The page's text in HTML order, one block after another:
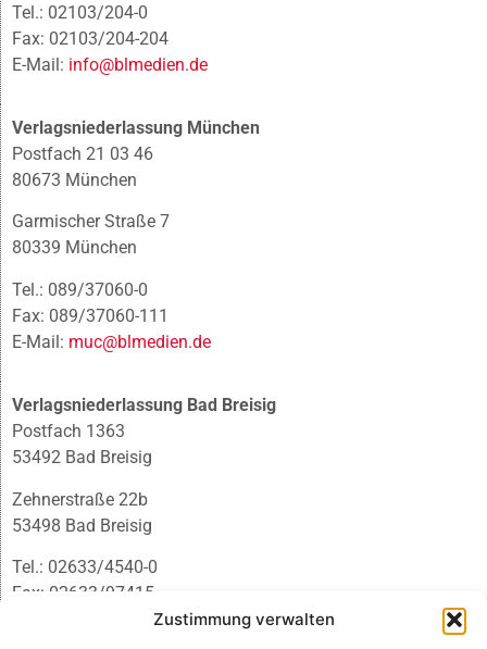
Zustimmung verwalten
Tel.: 02103/204-0
Fax: 02103/204-204
E-Mail: info@blmedien.de
Verlagsniederlassung München
Postfach 21 03 46
80673 München
Garmischer Straße 7
80339 München
Tel.: 089/37060-0
Fax: 089/37060-111
E-Mail: muc@blmedien.de
Verlagsniederlassung Bad Breisig
Postfach 1363
53492 Bad Breisig
Zehnerstraße 22b
53498 Bad Breisig
Tel.: 02633/4540-0
Fax: 02633/97415
infobb@blmedien.de